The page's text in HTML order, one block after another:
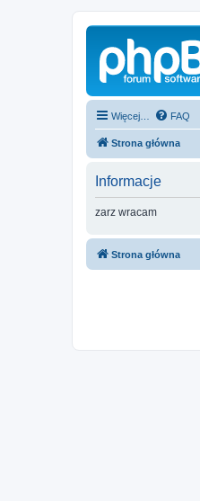
Więcej… FAQ
Strona główna
Informacje
zarz wracam
Strona główna